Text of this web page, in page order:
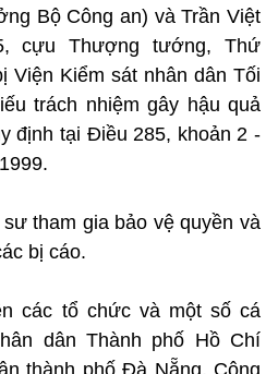
Bộ Công an) và Trần Việt
cựu Thượng tướng, Thứ
Viện Kiểm sát nhân dân Tối
trách nhiệm gây hậu quả
định tại Điều 285, khoản 2 -
tham gia bảo vệ quyền và
bị cáo.
các tổ chức và một số cá
dân Thành phố Hồ Chí